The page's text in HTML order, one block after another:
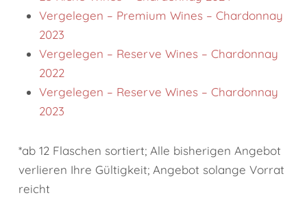
Vergelegen – Premium Wines – Chardonnay
2023
Vergelegen – Reserve Wines – Chardonnay
2022
Vergelegen – Reserve Wines – Chardonnay
2023
*ab 12 Flaschen sortiert; Alle bisherigen Angebot
verlieren Ihre Gültigkeit; Angebot solange Vorrat
reicht